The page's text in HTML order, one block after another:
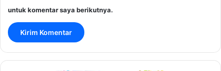
untuk komentar saya berikutnya.